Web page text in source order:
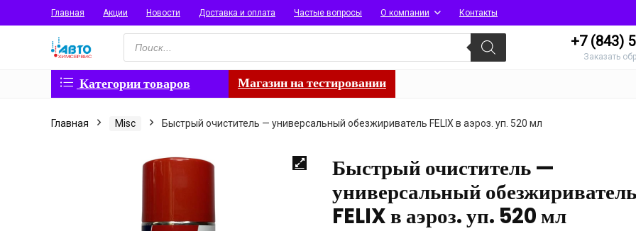
Главная Акции Новости Доставка и оплата Частые вопросы О компании Контакты
Поиск
товаров
+7 (843)
Заказать
Категории товаров Магазин на тестировании
Главная Misc Быстрый очиститель — универсальный обезжириватель FELIX в аэроз. уп. 520 мл
Быстрый очиститель —
универсальный обезжириватель
FELIX в аэроз. уп. 520 мл